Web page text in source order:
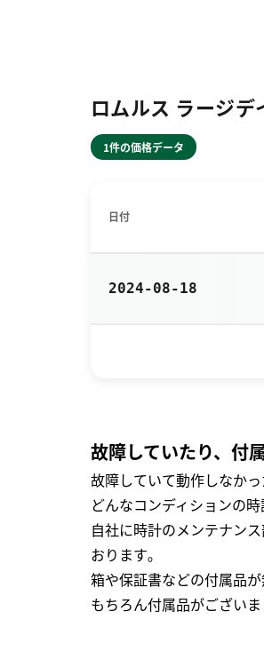
ロムルス ラージ
1件の価格データ
日付
2024-08-18
故障していたり、付
故障していて動作しなか
どんなコンディションの
自社に時計のメンテナン
おります｡
箱や保証書などの付属品が
もちろん付属品がござい